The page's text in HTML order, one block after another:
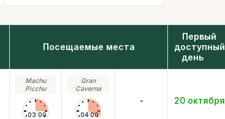
Посещаемые места
Первый
доступный
день
Machu
Picchu
03:00
Gran
Caverna
04:00
- 20 октября